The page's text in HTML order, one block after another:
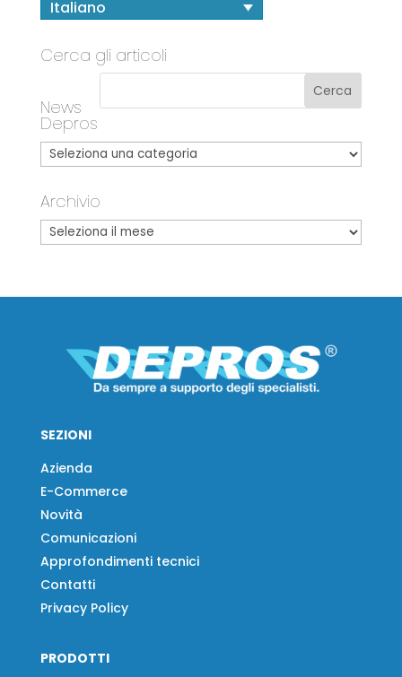
Italiano
Cerca gli articoli
News
Depros
Archivio
SEZIONI
Azienda
E-Commerce
Novità
Comunicazioni
Approfondimenti tecnici
Contatti
Privacy Policy
PRODOTTI